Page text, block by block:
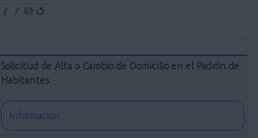
Solicitud de Alta o Cambio de Domicilio en el Padrón de
Habitantes
Información